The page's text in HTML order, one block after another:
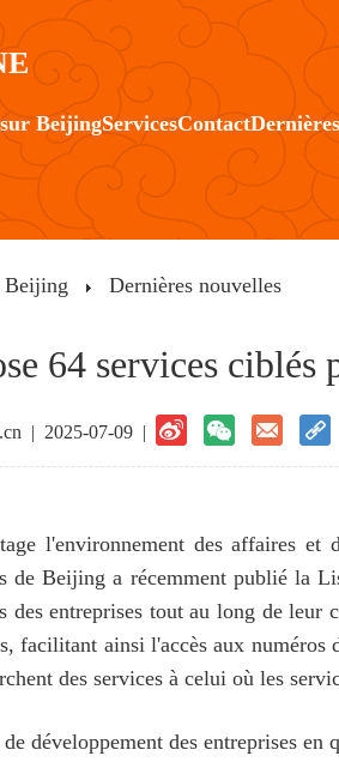
BeijingServicesContact
Beijing Dernières nouvelles
64 services ciblés
| 2025-07-09 |
l'environnement des affaires
de Beijing a récemment publié la
des entreprises tout au long de
facilitant ainsi l'accès aux numéros
des services à celui où les
développement des entreprises